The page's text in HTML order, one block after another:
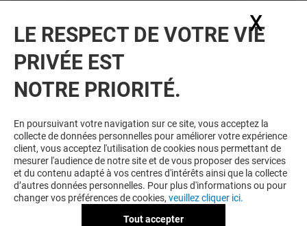
VOUS EN VOULEZ PLUS ? VOUS
AIMEREZ PEUT-ÊTRE
LE RESPECT DE VOTRE VIE
PRIVÉE EST
NOTRE PRIORITÉ.
En poursuivant votre navigation sur ce site, vous acceptez la
collecte de données personnelles pour améliorer votre expérience
client, vous acceptez l'utilisation de cookies nous permettant de
mesurer l'audience de notre site et de vous proposer des services
et du contenu adapté à vos centres d'intérêts ainsi que la collecte
d’autres données personnelles. Pour plus d'informations ou pour
changer vos préférences de cookies, veuillez cliquer ici.
Tout accepter
X